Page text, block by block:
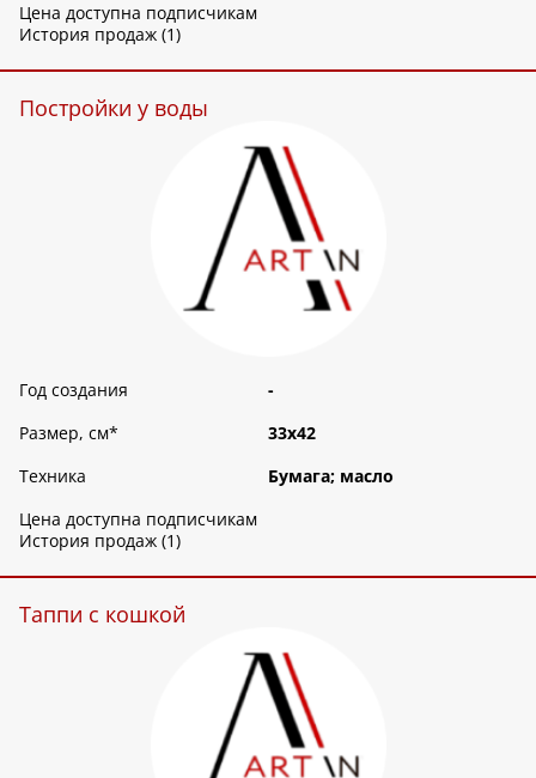
Цена доступна подписчикам
История продаж (1)
Постройки у воды
Год создания
-
Размер, см*
33х42
Техника
Бумага; масло
Цена доступна подписчикам
История продаж (1)
Таппи с кошкой